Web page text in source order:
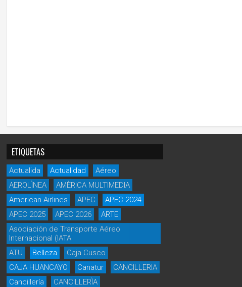
ETIQUETAS
Actualida Actualidad
Aéreo
AEROLÌNEA
AMÈRICA MULTIMEDIA
American Airlines
APEC
APEC 2024
APEC 2025
APEC 2026
ARTE
Asociación de Transporte Aéreo
Internacional (IATA
ATU
Belleza
Caja Cusco
CAJA HUANCAYO
Canatur
CANCILLERIA
Cancillería
CANCILLERÌA